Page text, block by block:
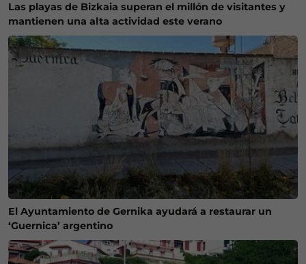
Las playas de Bizkaia superan el millón de visitantes y
mantienen una alta actividad este verano
El Ayuntamiento de Gernika ayudará a restaurar un
‘Guernica’ argentino